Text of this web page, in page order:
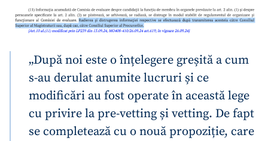
„După noi este o înțelegere greșită a cum
s-au derulat anumite lucruri și ce
modificări au fost operate în această lege
cu privire la pre-vetting și vetting. De fapt
se completează cu o nouă propoziție, care